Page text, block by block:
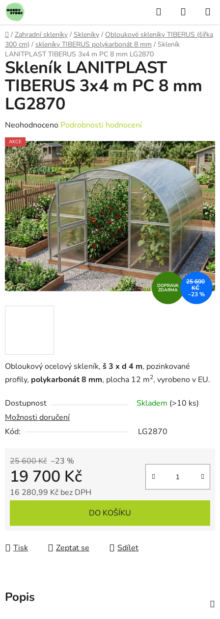
Přejít
na
obsah
Hledat
KOŠÍK
Domů
/ Zahradní skleníky / Skleníky / Obloukové skleníky TIBERUS (šířka
300 cm) / skleníky TIBERUS polykarbonát 8 mm / Skleník
LANITPLAST TIBERUS 3x4 m PC 8 mm LG2870
Obloukový ocelový skleník, š 3 x d 4 m, pozinkované
profily, polykarbonát 8 mm, plocha 12 m2, vyrobeno v EU.
Dostupnost Skladem (>10 ks)
Možnosti doručení
Kód:
LG2870
25 600 Kč –23 %
19 700 Kč
16 280,99 Kč bez DPH
DO KOŠÍKU
Tisk Zeptat se Sdílet
Skleník LANITPLAST
TIBERUS 3x4 m PC 8 mm
LG2870
Průměrné
hodnocení
produktu
je
0,0
z
5
hvězdiček.
Neohodnoceno Podrobnosti hodnocení
AKCE
DOPRAVA
ZDARMA
25 600
KČ
–23 %
Popis